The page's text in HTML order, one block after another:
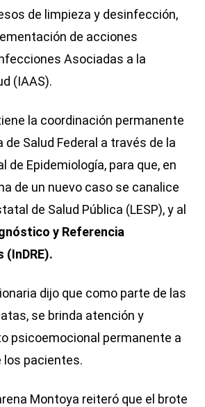
de limpieza y desinfección,
de acciones
Asociadas a la
(IAAS).
la coordinación permanente
de Salud Federal a través de la
de Epidemiología, para que, en
de un nuevo caso se canalice
de Salud Pública (LESP), y al
y Referencia
(InDRE).
dijo que como parte de las
se brinda atención y
psicoemocional permanente a
los pacientes.
Montoya reiteró que el brote